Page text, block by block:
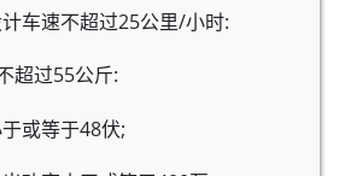
车速不超过25公里/小时:
超过55公斤:
或等于48伏;